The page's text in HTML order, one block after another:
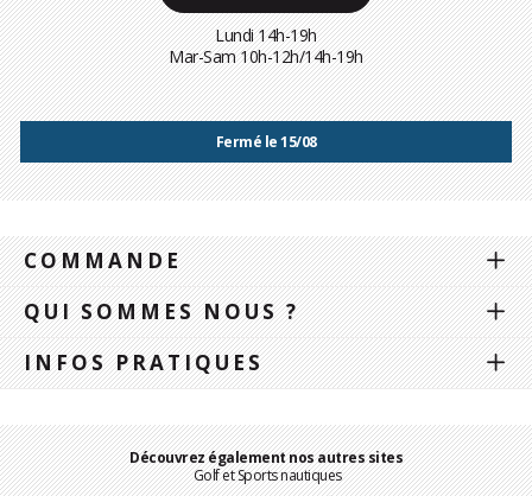
Lundi 14h-19h
Mar-Sam 10h-12h/14h-19h
Fermé le 15/08
COMMANDE
QUI SOMMES NOUS ?
INFOS PRATIQUES
Découvrez également nos autres sites
Golf et Sports nautiques